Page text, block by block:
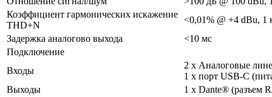
Коэффициент гармонических искажение
THD+N
<0,01% @ +4 dBu, 1
Задержка аналогово выхода
<10 мс
Подключение
Входы
2 x Аналоговые
1 x порт USB-C
Выходы
1 х Dante® (разъем